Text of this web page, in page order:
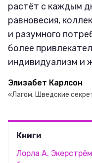
растёт с каждым
равновесия,
и разумного
более
индивидуализм и
Элизабет Карлсон
«Лагом. Шведские
Книги
Лорла А.